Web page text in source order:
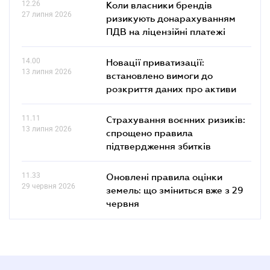
12.26
27 липня 2026
Коли власники брендів
ризикують донарахуванням
ПДВ на ліцензійні платежі
14.00
13 липня 2026
Новації приватизації:
встановлено вимоги до
розкриття даних про активи
11.11
13 липня 2026
Страхування воєнних ризиків:
спрощено правила
підтвердження збитків
11.33
29 червня 2026
Оновлені правила оцінки
земель: що зміниться вже з 29
червня